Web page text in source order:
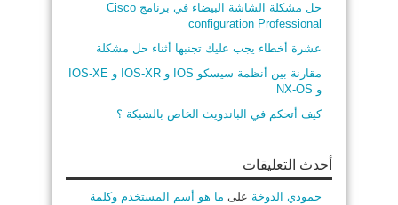
حل مشكلة الشاشة البيضاء في برنامج Cisco
configuration Professional
عشرة أخطاء يجب عليك تجنبها أثناء حل مشكلة
مقارنة بين أنظمة سيسكو IOS و IOS-XR و IOS-XE
و NX-OS
كيف أتحكم في الباندويث الخاص بالشبكة ؟
أحدث التعليقات
حمودي الدوخة على ما هو أسم المستخدم وكلمة